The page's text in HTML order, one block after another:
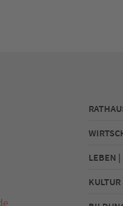
LEBEN |